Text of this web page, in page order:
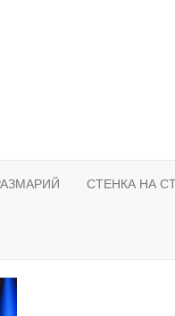
СТЕНКА НА